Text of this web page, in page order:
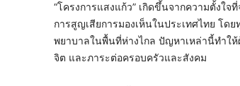
“โครงการแสงแก้ว” เกิดขึ้นจากความตั้งใ
การสูญเสียการมองเห็นในประเทศไทย โ
พยาบาลในพื้นที่ห่างไกล ปัญหาเหล่านี้ทำใ
จิต และภาระต่อครอบครัวและสังคม